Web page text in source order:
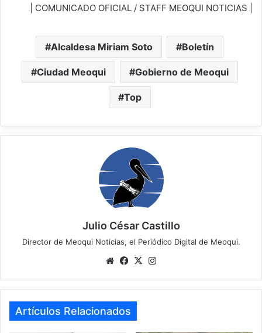
| COMUNICADO OFICIAL / STAFF MEOQUI NOTICIAS |
Alcaldesa Miriam Soto Boletín
Ciudad Meoqui Gobierno de Meoqui
Top
Julio César Castillo
Director de Meoqui Noticias, el Periódico Digital de Meoqui.
We
te
Fa
bo
ok
X
ra
Artículos Relacionados